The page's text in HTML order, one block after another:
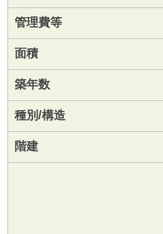
管理費等
面積
築年数
種別/構造
階建